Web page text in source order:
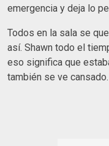
emergencia y deja lo
Todos en la sala se
así. Shawn todo el
eso significa que
también se ve cansado.